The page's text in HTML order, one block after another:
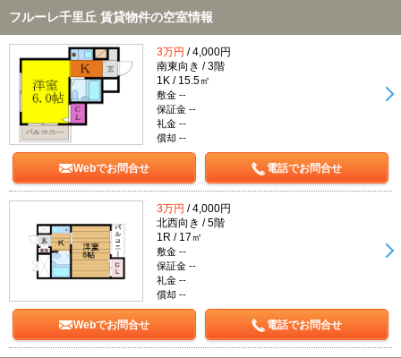
フルーレ千里丘 賃貸物件の空室情報
3万円 / 4,000円
南東向き / 3階
1K / 15.5㎡
敷金 --
保証金 --
礼金 --
償却 --
Webでお問合せ 電話でお問合せ
3万円 / 4,000円
北西向き / 5階
1R / 17㎡
敷金 --
保証金 --
礼金 --
償却 --
Webでお問合せ 電話でお問合せ